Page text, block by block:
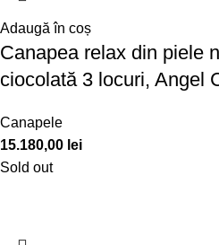
Adaugă în coș
Canapea relax din piele
ciocolată 3 locuri, Angel
Canapele
15.180,00 lei
Sold out